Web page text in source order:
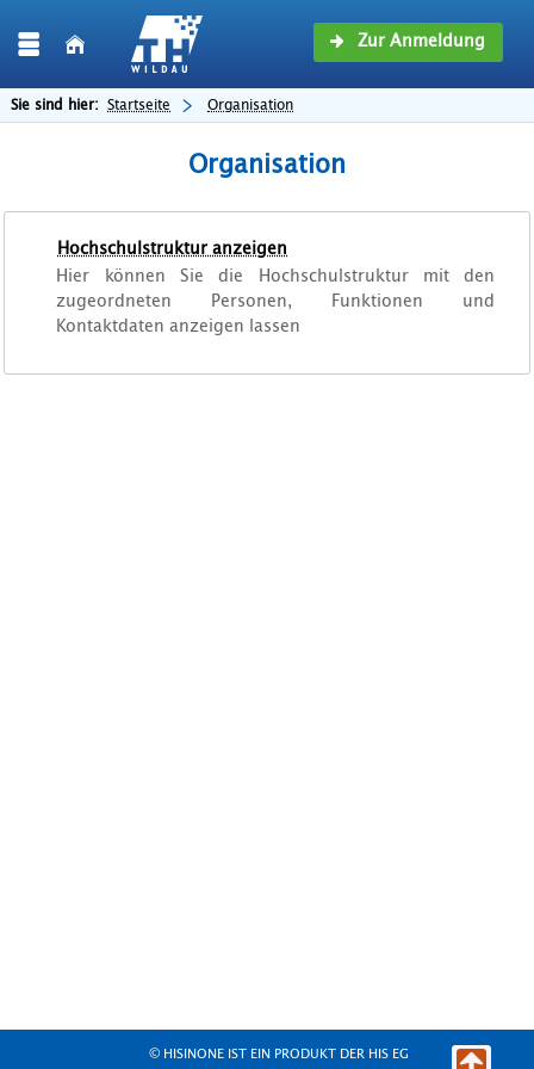
Zur Anmeldung
Sie sind hier: Startseite Organisation
Organisation
Hochschulstruktur anzeigen
Hier können Sie die Hochschulstruktur mit den
zugeordneten Personen, Funktionen und
Kontaktdaten anzeigen lassen
© HISINONE IST EIN PRODUKT DER HIS EG